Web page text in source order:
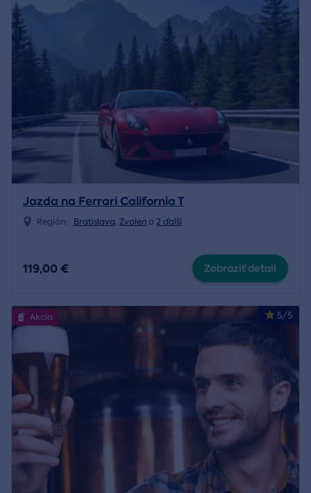
Jazda na Ferrari California T
Región: Bratislava, Zvolen a 2 ďalší
119,00 € Zobraziť detail
5/5
Akcia